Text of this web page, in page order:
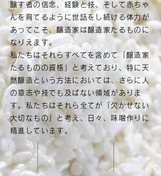
醸す者の信念、経験と技、そして赤ちゃ
んを育てるように世話をし続ける体力が
あってこそ、醸造家は醸造家たるものに
なりえます。
私たちはそれらすべてを含めて「醸造家
たるものの資格」と考えており、特に天
然醸造という方法においては、さらに人
の意志や技でも及ばない領域がありま
す。私たちはそれら全てが「欠かせない
大切なもの」と考え、日々、味噌作りに
精進しています。